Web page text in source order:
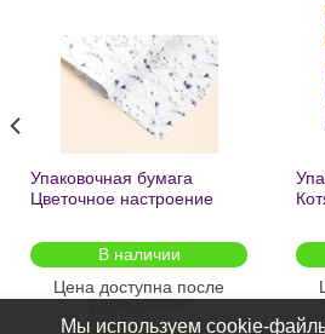
желаний
Упаковочная бумага
Цветочное настроение
2шт/
В наличии
Цена доступна после
регистрации
Мы используем cookie-